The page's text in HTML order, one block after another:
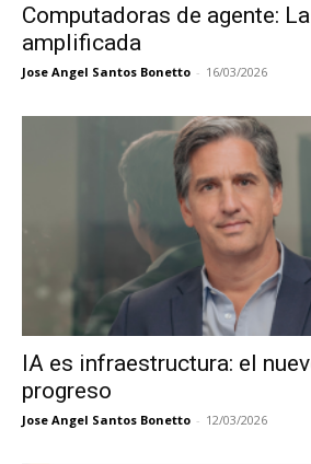
Computadoras de agente:
amplificada
Jose Angel Santos Bonetto - 16/03/2026
IA es infraestructura: el
progreso
Jose Angel Santos Bonetto - 12/03/2026